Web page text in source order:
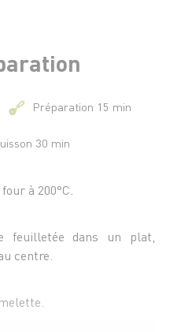
Préparation 15 min
30 min
à 200°C.
feuilletée dans un plat,
centre.